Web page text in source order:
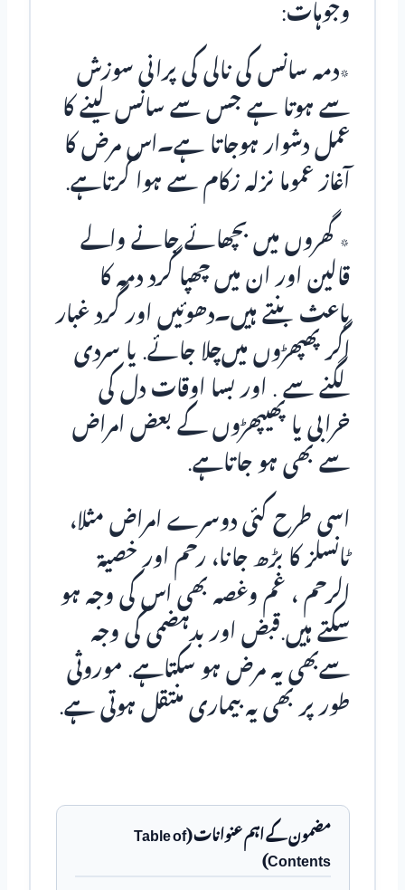
وجوہات:
٭دمہ سانس کی نالی کی پرانی سوزش
سے ہوتا ہے جس سے سانس لینے کا
عمل دشوار ہوجاتا ہے۔اس مرض کا
آغاز عموما نزلہ زکام سے ہوا کرتاہے.
٭ گھروں میں بچھائے جانے والے
قالین اور ان میں چھپا گرد دمہ کا
باعث بنتے ہیں۔دھوئیں اور گرد غبار
اگر پھپھڑوں میں‌چلا جائے. یا سردی
لگنے سے . اور بسا اوقات دل کی
خرابی یا پھیپھڑوں کے بعض امراض
سے بھی ہو جاتاہے.
اسی طرح کئی دوسرے امراض مثلا،
ٹانسلز کا بڑھ جانا، رحم اور خصیۃ
الرحم ، غم وغصہ بھی اس کی وجہ ہو
سکتے ہیں.قبض اور بدہضمی کی وجہ
سےبھی یہ مرض ہو سکتاہے. موروثی
طور پر بھی یہ بیماری منتقل ہوتی ہے.
مضمون کے اہم عنوانات (Table of
Contents)